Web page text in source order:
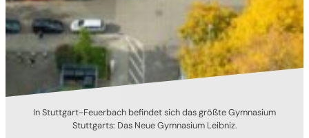
In Stuttgart-Feuerbach befindet sich das größte Gymnasium
Stuttgarts: Das Neue Gymnasium Leibniz.